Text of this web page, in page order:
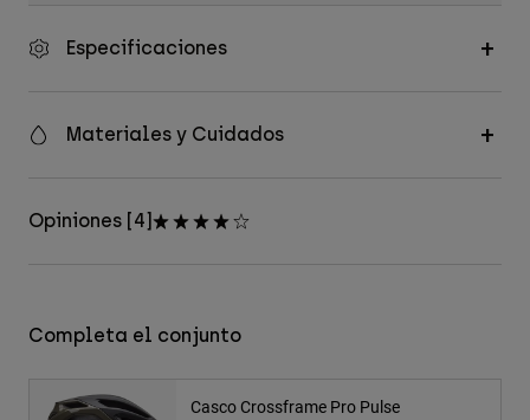
Especificaciones
Materiales y Cuidados
Opiniones [4]
Completa el conjunto
Casco Crossframe Pro Pulse